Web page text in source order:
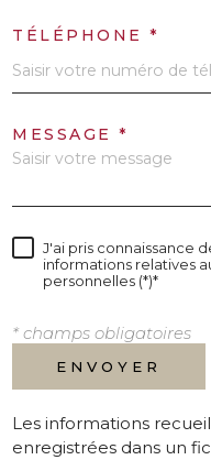
TÉLÉPHONE *
MESSAGE *
J'ai pris connaissance
informations relatives
personnelles (*)*
* champs obligatoires
ENVOYER
Les informations
enregistrées dans un